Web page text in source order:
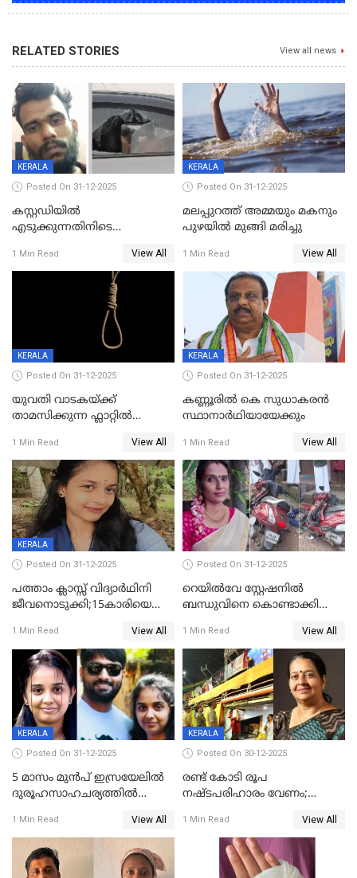
RELATED STORIES View all news
KERALA
Posted On 31-12-2025
കസ്റ്റഡിയിൽ
എടുക്കുന്നതിനിടെ
വധശ്രമക്കേസ് പ്രതി പിടിയിൽ
1 Min Read View All
KERALA
Posted On 31-12-2025
മലപ്പുറത്ത് അമ്മയും മകനും
പുഴയിൽ മുങ്ങി മരിച്ചു
1 Min Read View All
KERALA
Posted On 31-12-2025
യുവതി വാടകയ്ക്ക്
താമസിക്കുന്ന ഫ്ലാറ്റില്‍
സംഭവം കൈതപ്പൊയിലില്‍
1 Min Read View All
KERALA
Posted On 31-12-2025
കണ്ണൂരിൽ കെ സുധാകരൻ
സ്ഥാനാർഥിയായേക്കും
1 Min Read View All
KERALA
Posted On 31-12-2025
പത്താം ക്ലാസ്സ് വിദ്യാര്‍ഥിനി
ജീവനൊടുക്കി;15കാരിയെ
കിടപ്പുമുറിയില്‍ തൂങ്ങി മരിച്ച
നിലയിൽ
1 Min Read View All
Posted On 31-12-2025
റെയിൽവേ സ്റ്റേഷനിൽ
ബന്ധുവിനെ കൊണ്ടാക്കി
ലോറി സ്കൂട്ടറിൽ ഇടിച്ചു :
യുവതിക്ക് ദാരുണാന്ത്യം
1 Min Read View All
KERALA
Posted On 31-12-2025
5 മാസം മുൻപ് ഇസ്രയേലിൽ
ദുരൂഹസാഹചര്യത്തിൽ
മലയാളി യുവാവിന്റെ ഭാര്യയും
മരിച്ചു
1 Min Read View All
KERALA
Posted On 30-12-2025
രണ്ട് കോടി രൂപ
നഷ്ടപരിഹാരം വേണം;
നോട്ടീസയച്ച് ഉമാ തോമസ്
1 Min Read View All